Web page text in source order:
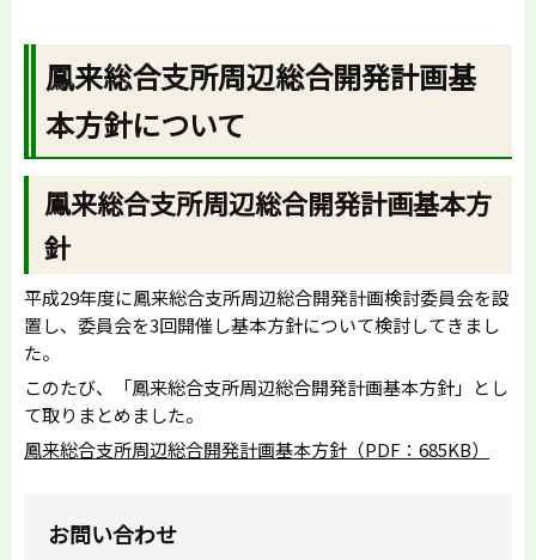
鳳来総合支所周辺総合開発計画基
本方針について
鳳来総合支所周辺総合開発計画基本方
針
平成29年度に鳳来総合支所周辺総合開発計画検討委員会を設
置し、委員会を3回開催し基本方針について検討してきまし
た。
このたび、「鳳来総合支所周辺総合開発計画基本方針」とし
て取りまとめました。
鳳来総合支所周辺総合開発計画基本方針（PDF：685KB）
お問い合わせ